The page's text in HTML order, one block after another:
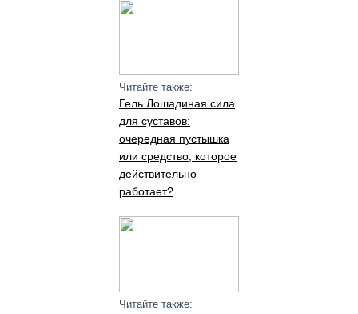
Читайте также:
Гель Лошадиная сила
для суставов:
очередная пустышка
или средство, которое
действительно
работает?
Читайте также: